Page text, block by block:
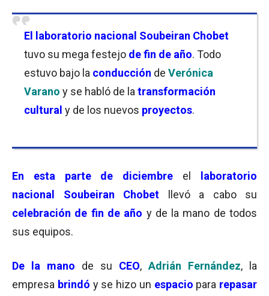
El laboratorio nacional Soubeiran Chobet
tuvo su mega festejo de fin de año. Todo
estuvo bajo la conducción de Verónica
Varano y se habló de la transformación
cultural y de los nuevos proyectos.
En esta parte de diciembre el
laboratorio
nacional Soubeiran Chobet llevó a cabo su
celebración de fin de año y de la mano de todos
sus equipos.
De la mano de su CEO, Adrián Fernández, la
empresa brindó y se hizo un espacio para repasar